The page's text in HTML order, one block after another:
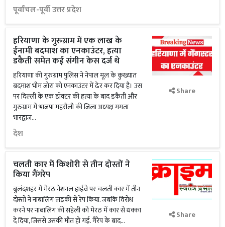
पूर्वांचल-पूर्वी उत्तर प्रदेश
हरियाणा के गुरुग्राम में एक लाख के
ईनामी बदमाश का एनकाउंटर, हत्या
डकैती समेत कई संगीन केस दर्ज थे
हरियाणा की गुरुग्राम पुलिस ने नेपाल मूल के कुख्यात
बदमाश भीम जोरा को एनकाउंटर में ढेर कर दिया है। उस
पर दिल्ली के एक डॉक्टर की हत्या के बाद डकैती और
गुरुग्राम में भाजपा महरौली की जिला अध्यक्ष ममता
भारद्वाज...
देश
Share
चलती कार में किशोरी से तीन दोस्तों ने
किया गैंगरेप
बुलंदशहर में मेरठ नेशनल हाईवे पर चलती कार में तीन
दोस्तों ने नाबालिग लड़की से रेप किया. जबकि विरोध
करने पर नाबालिग की सहेली को मेरठ में कार से धक्का
दे दिया, जिससे उसकी मौत हो गई. गैंरेप के बाद...
Share